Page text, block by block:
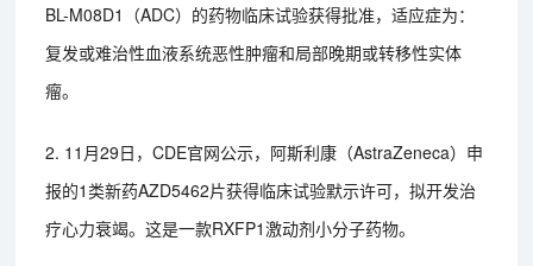
BL-M08D1（ADC）的药物临床试验获得批准，适应症为：
复发或难治性血液系统恶性肿瘤和局部晚期或转移性实体
瘤。
2. 11月29日，CDE官网公示，阿斯利康（AstraZeneca）申
报的1类新药AZD5462片获得临床试验默示许可，拟开发治
疗心力衰竭。这是一款RXFP1激动剂小分子药物。